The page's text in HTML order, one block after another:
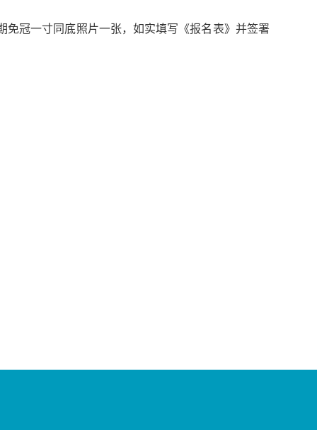
冠一寸同底照片一张，如实填写《报名表》并签署